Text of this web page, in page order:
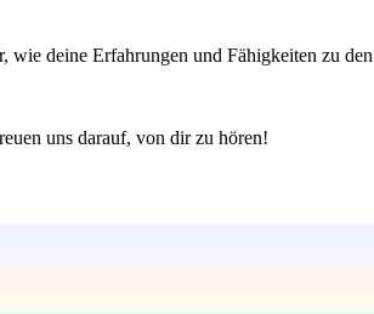
deine Erfahrungen und Fähigkeiten zu
uns darauf, von dir zu hören!